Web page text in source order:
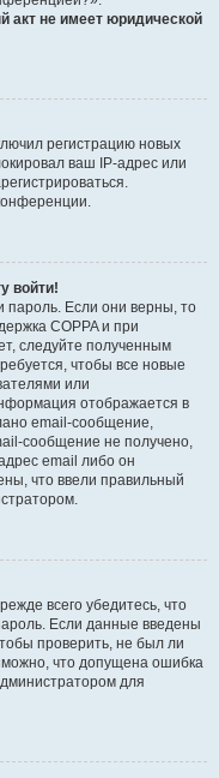
акт не имеет юридической
регистрацию новых
ваш IP-адрес или
войти!
пароль. Если они верны, то
COPPA и при
следуйте полученным
чтобы все новые
или
отображается в
email-сообщение,
сообщение не получено,
email либо он
что ввели правильный
всего убедитесь, что
Если данные введены
проверить, не был ли
что допущена ошибка
для